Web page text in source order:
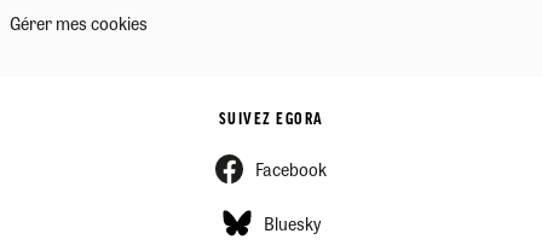
Gérer mes cookies
SUIVEZ EGORA
Facebook
Bluesky